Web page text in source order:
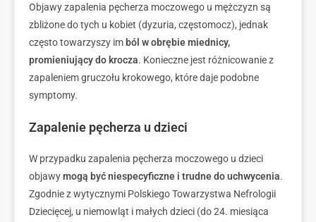
Objawy zapalenia pęcherza moczowego u mężczyzn są
zbliżone do tych u kobiet (dyzuria, częstomocz), jednak
często towarzyszy im ból w obrębie miednicy,
promieniujący do krocza. Konieczne jest różnicowanie z
zapaleniem gruczołu krokowego, które daje podobne
symptomy.
Zapalenie pęcherza u dzieci
W przypadku zapalenia pęcherza moczowego u dzieci
objawymogą być niespecyficzne i trudne do uchwycenia.
Zgodnie z wytycznymi Polskiego Towarzystwa Nefrologii
Dziecięcej, u niemowląt i małych dzieci (do 24. miesiąca